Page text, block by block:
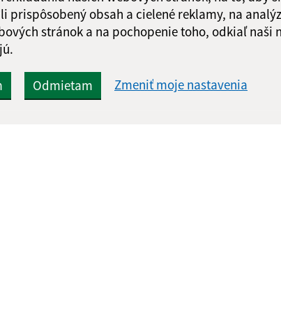
prispôsobený obsah a cielené reklamy, na
stránok a na pochopenie toho, odkiaľ naši
Odmietam Zmeniť moje nastavenia
Google reCaptcha Response
Odoslať správu